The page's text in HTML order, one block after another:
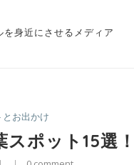
身近にさせるメディア
とお出かけ
スポット15選